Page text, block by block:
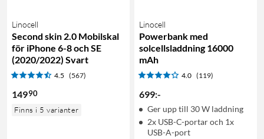
Linocell
Second skin 2.0 Mobilskal
för iPhone 6-8 och SE
(2020/2022) Svart
4.5 (567)
14990
Finns i 5 varianter
Linocell
Powerbank med
solcellsladdning 16000
mAh
4.0 (119)
699:-
Ger upp till 30 W laddning
2x USB-C-portar och 1x
USB-A-port